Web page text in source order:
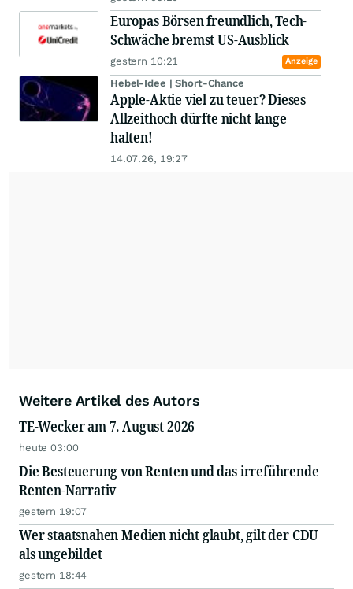
Europas Börsen freundlich, Tech-
Schwäche bremst US-Ausblick
gestern 10:21 Anzeige
Hebel-Idee | Short-Chance
Apple-Aktie viel zu teuer? Dieses
Allzeithoch dürfte nicht lange
halten!
14.07.26, 19:27
Weitere Artikel des Autors
TE-Wecker am 7. August 2026
heute 03:00
Die Besteuerung von Renten und das irreführende
Renten-Narrativ
gestern 19:07
Wer staatsnahen Medien nicht glaubt, gilt der CDU
als ungebildet
gestern 18:44